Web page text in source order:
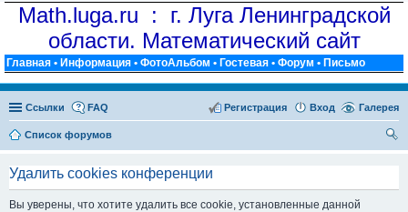
Math.luga.ru : г. Луга Ленинградской
области. Математический сайт
Главная • Информация • ФотоАльбом • Гостевая • Форум • Письмо
Ссылки Галерея
FAQ Вход
Регистрация
Список форумов
Удалить cookies конференции
Вы уверены, что хотите удалить все cookie, установленные данной